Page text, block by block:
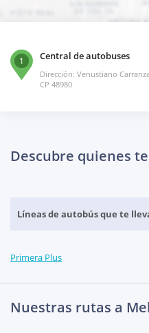
1 Central de autobuses
Dirección: Venustiano
CP 48980
Descubre quienes
Líneas de autobús que te
Primera Plus
Nuestras rutas a